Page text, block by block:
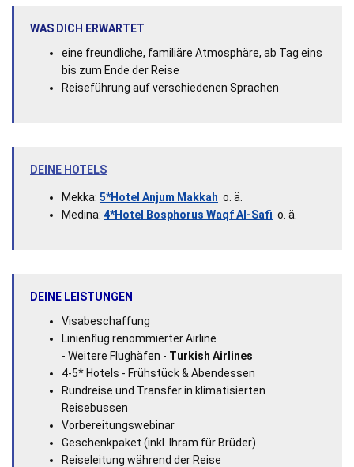
WAS DICH ERWARTET
eine freundliche, familiäre Atmosphäre, ab Tag eins
bis zum Ende der Reise
Reiseführung auf verschiedenen Sprachen
DEINE HOTELS
Mekka: 5*Hotel Anjum Makkah o. ä.
Medina: 4*Hotel Bosphorus Waqf Al-Safi o. ä.
DEINE LEISTUNGEN
Visabeschaffung
Linienflug renommierter Airline
- Weitere Flughäfen - Turkish Airlines
4-5* Hotels - Frühstück & Abendessen
Rundreise und Transfer in klimatisierten
Reisebussen
Vorbereitungswebinar
Geschenkpaket (inkl. Ihram für Brüder)
Reiseleitung während der Reise